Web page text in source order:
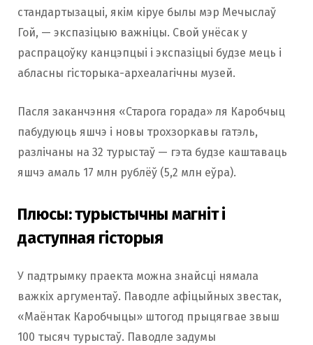
стандартызацыі, якім кіруе былы мэр Мечыслаў
Гой, — экспазіцыю важніцы. Свой унёсак у
распрацоўку канцэпцыі і экспазіцыі будзе мець і
абласны гісторыка-археалагічны музей.
Пасля заканчэння «Старога горада» ля Каробчыц
пабудуюць яшчэ і новы трохзоркавы гатэль,
разлічаны на 32 турыстаў — гэта будзе каштаваць
яшчэ амаль 17 млн рублёў (5,2 млн еўра).
Плюсы: турыстычны магніт і
даступная гісторыя
У падтрымку праекта можна знайсці нямала
важкіх аргументаў. Паводле афіцыйных звестак,
«Маёнтак Каробчыцы» штогод прыцягвае звыш
100 тысяч турыстаў. Паводле задумы